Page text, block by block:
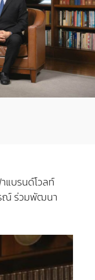
แบรนด์โวลท์
รณ์ ร่วมพัฒนา